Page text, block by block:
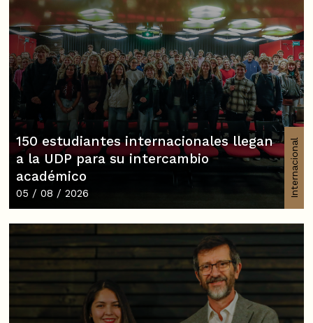
150 estudiantes internacionales llegan
a la UDP para su intercambio
académico
05 / 08 / 2026 Internacional